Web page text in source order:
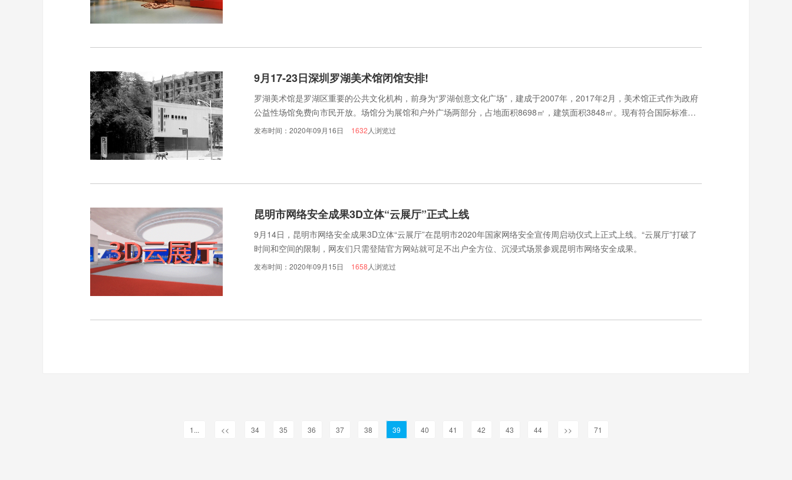
9月17-23日深圳罗湖美术馆闭馆安排!
罗湖美术馆是罗湖区重要的公共文化机构，前身为“罗湖创意文化广场”，建成于2007年，2017年2月，美术馆正式作为政府
公益性场馆免费向市民开放。场馆分为展馆和户外广场两部分，占地面积8698㎡，建筑面积3848㎡。现有符合国际标准的
展览厅6个，学术报告厅1个。主要开展各类展览、公共教育、艺术收藏和学术研究等活动。常设品牌活动有深圳国际水彩画
发布时间：2020年09月16日 1632 人浏览过
昆明市网络安全成果3D立体“云展厅”正式上线
9月14日，昆明市网络安全成果3D立体“云展厅”在昆明市2020年国家网络安全宣传周启动仪式上正式上线。“云展厅”打破了
时间和空间的限制，网友们只需登陆官方网站就可足不出户全方位、沉浸式场景参观昆明市网络安全成果。
发布时间：2020年09月15日 1658 人浏览过
1... << 34 35 36 37 38 39 40 41 42 43 44 >> 71